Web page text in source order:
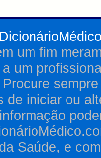
um fim
um
de iniciar ou
Saúde, e